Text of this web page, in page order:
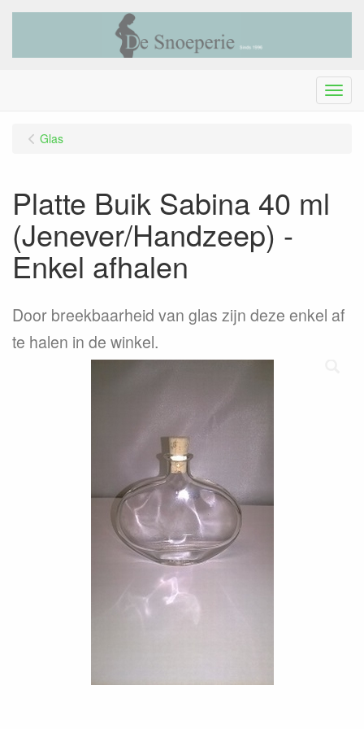
Menu
Glas
Platte Buik Sabina 40 ml
(Jenever/Handzeep) -
Enkel afhalen
Door breekbaarheid van glas zijn deze enkel af
te halen in de winkel.